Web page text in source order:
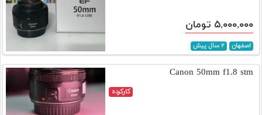
۵,۰۰۰,۰۰۰ تومان
اصفهان ۲ سال پیش
Canon 50mm f1.8 stm
کارکرده